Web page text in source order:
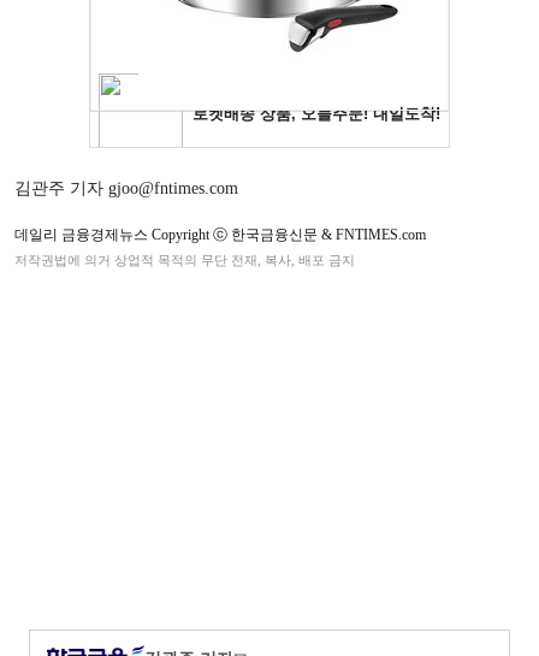
김관주 기자 gjoo@fntimes.com
데일리 금융경제뉴스 Copyright ⓒ 한국금융신문 & FNTIMES.com
저작권법에 의거 상업적 목적의 무단 전재, 복사, 배포 금지